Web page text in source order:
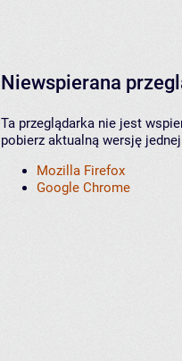
Niewspierana
Ta przeglądarka nie jest
pobierz aktualną wersję
Mozilla Firefox
Google Chrome